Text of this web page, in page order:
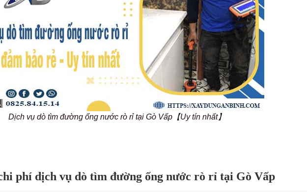
Dịch vụ dò tìm đường ống nước rò rỉ tại Gò Vấp【Uy tín nhất】
phí dịch vụ dò tìm đường ống nước rò rỉ tại Gò Vấp